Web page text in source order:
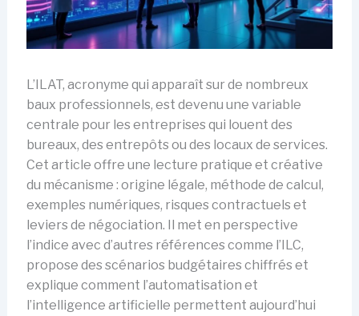
L’ILAT, acronyme qui apparaît sur de nombreux
baux professionnels, est devenu une variable
centrale pour les entreprises qui louent des
bureaux, des entrepôts ou des locaux de services.
Cet article offre une lecture pratique et créative
du mécanisme : origine légale, méthode de calcul,
exemples numériques, risques contractuels et
leviers de négociation. Il met en perspective
l’indice avec d’autres références comme l’ILC,
propose des scénarios budgétaires chiffrés et
explique comment l’automatisation et
l’intelligence artificielle permettent aujourd’hui